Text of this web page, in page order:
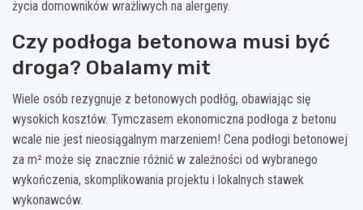
życia domowników wrażliwych na alergeny.
Czy podłoga betonowa musi być
droga? Obalamy mit
Wiele osób rezygnuje z betonowych podłóg, obawiając się
wysokich kosztów. Tymczasem ekonomiczna podłoga z betonu
wcale nie jest nieosiągalnym marzeniem! Cena podłogi betonowej
za m² może się znacznie różnić w zależności od wybranego
wykończenia, skomplikowania projektu i lokalnych stawek
wykonawców.